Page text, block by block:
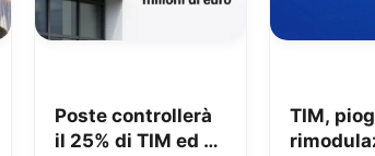
Poste controllerà
il 25% di TIM ed è
TIM,